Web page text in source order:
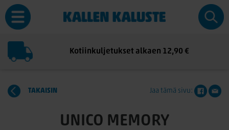
Kotiinkuljetukset alkaen 12,90 €
TAKAISIN Jaa tämä sivu:
UNICO MEMORY